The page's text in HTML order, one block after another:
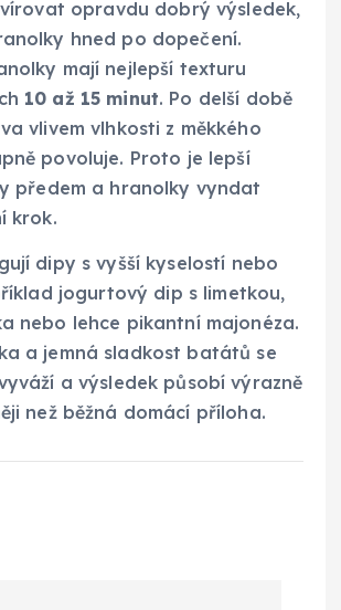
opravdu dobrý výsledek,
hned po dopečení.
mají nejlepší texturu
10 až 15 minut. Po delší době
vlivem vlhkosti z měkkého
povoluje. Proto je lepší
předem a hranolky vyndat
krok.
dipy s vyšší kyselostí nebo
jogurtový dip s limetkou,
nebo lehce pikantní majonéza.
a jemná sladkost batátů se
a výsledek působí výrazně
než běžná domácí příloha.